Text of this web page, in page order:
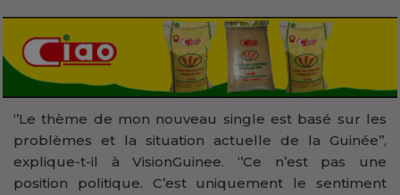
‘’Le thème de mon nouveau single est basé sur les
problèmes et la situation actuelle de la Guinée’’,
explique-t-il à VisionGuinee. ‘’Ce n’est pas une
position politique. C’est uniquement le sentiment